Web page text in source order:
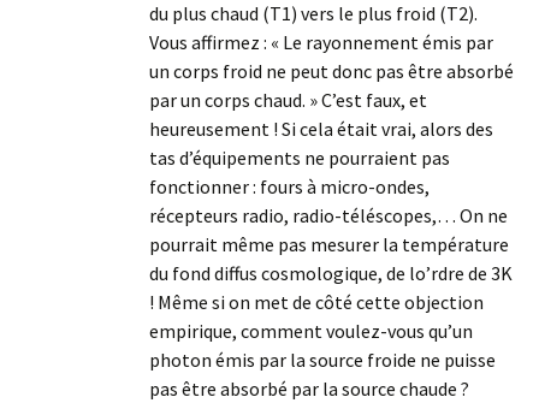
du plus chaud (T1) vers le plus froid (T2).
Vous affirmez : « Le rayonnement émis par
un corps froid ne peut donc pas être absorbé
par un corps chaud. » C’est faux, et
heureusement ! Si cela était vrai, alors des
tas d’équipements ne pourraient pas
fonctionner : fours à micro-ondes,
récepteurs radio, radio-téléscopes,… On ne
pourrait même pas mesurer la température
du fond diffus cosmologique, de lo’rdre de 3K
! Même si on met de côté cette objection
empirique, comment voulez-vous qu’un
photon émis par la source froide ne puisse
pas être absorbé par la source chaude ?